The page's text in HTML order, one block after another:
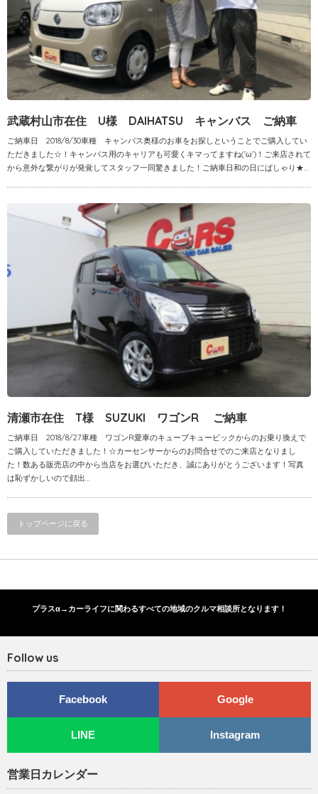
武蔵村山市在住 U様 DAIHATSU キャンバス ご納車
ご納車日 2018/8/30車種 キャンバス奥様のお車をお探しということでご購入してい
ただきました☆！キャンバス用のキャリアも可愛くキマってますね('ω')！ご来店されて
から意外な繋がりが発覚してスタッフ一同驚きました！ご納車日和の日にぱしゃり★...
清瀬市在住 T様 SUZUKI ワゴンR ご納車
ご納車日 2018/8/27車種 ワゴンR愛車のキューブキュービックからのお乗り換えで
ご購入していただきました！☆カーセンサーからのお問合せでのご来店となりまし
た！数ある販売店の中から当店をお選びいただき、誠にありがとうございます！写真
は恥ずかしいので顔出...
トップページに戻る
プラスα→カーライフに関わるすべての地域のクルマ相談所となります！
Follow us
Facebook Google
LINE Instagram
営業日カレンダー